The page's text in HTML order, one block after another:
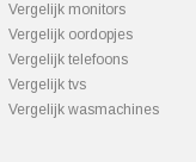
Vergelijk monitors
Vergelijk oordopjes
Vergelijk telefoons
Vergelijk tvs
Vergelijk wasmachines